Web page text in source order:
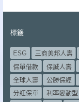
標籤
ESG 三商美邦人壽
保單借款
保誠人壽
全球人壽
公勝保經
分紅保單
利率變動型